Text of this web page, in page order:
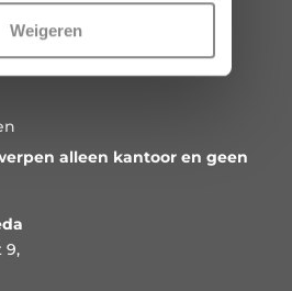
Weigeren
alleen kantoor en geen
9,